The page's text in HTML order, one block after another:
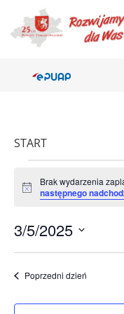
START
Powiadomienie
Brak wydarzenia
następnego
3/5/2025
datę.
Poprzedni dzień